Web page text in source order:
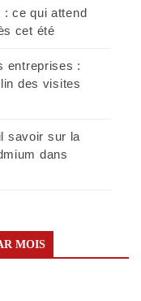
: ce qui attend
cet été
entreprises :
des visites
savoir sur la
dans
MOIS